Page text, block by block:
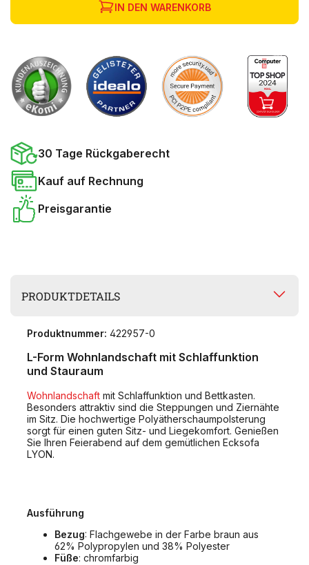
IN DEN WARENKORB
30 Tage Rückgaberecht
Kauf auf Rechnung
Preisgarantie
PRODUKTDETAILS
Produktnummer: 422957-0
L-Form Wohnlandschaft mit Schlaffunktion
und Stauraum
Wohnlandschaft mit Schlaffunktion und Bettkasten.
Besonders attraktiv sind die Steppungen und Ziernähte
im Sitz. Die hochwertige Polyätherschaumpolsterung
sorgt für einen guten Sitz- und Liegekomfort. Genießen
Sie Ihren Feierabend auf dem gemütlichen Ecksofa
LYON.
Ausführung
Bezug: Flachgewebe in der Farbe braun aus
62% Polypropylen und 38% Polyester
Füße: chromfarbig